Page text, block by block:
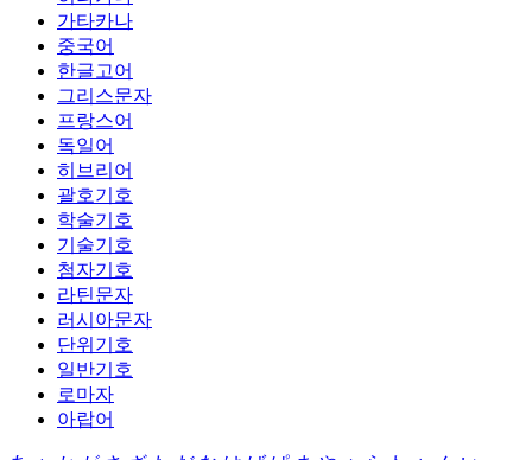
가타카나
중국어
한글고어
그리스문자
프랑스어
독일어
히브리어
괄호기호
학술기호
기술기호
첨자기호
라틴문자
러시아문자
단위기호
일반기호
로마자
아랍어